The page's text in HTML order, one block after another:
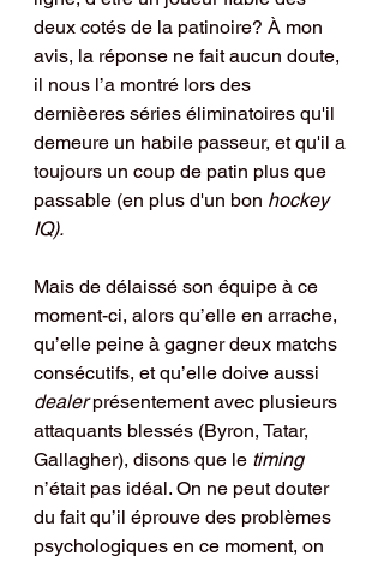
deux cotés de la patinoire? À mon
avis, la réponse ne fait aucun doute,
il nous l’a montré lors des
dernièeres séries éliminatoires qu'il
demeure un habile passeur, et qu'il a
toujours un coup de patin plus que
passable (en plus d'un bon hockey
IQ).
Mais de délaissé son équipe à ce
moment-ci, alors qu’elle en arrache,
qu’elle peine à gagner deux matchs
consécutifs, et qu’elle doive aussi
dealer présentement avec plusieurs
attaquants blessés (Byron, Tatar,
Gallagher), disons que le timing
n’était pas idéal. On ne peut douter
du fait qu’il éprouve des problèmes
psychologiques en ce moment, on